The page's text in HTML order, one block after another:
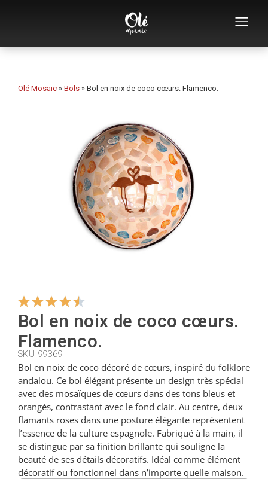
Qui sommes-nous
Ouvre-bouteilles
Tasses
Bols
Cintres
Coupeurs
Petites cuillères
Louches
Dés à coudre
Olé Mosaic » Bols » Bol en noix de coco cœurs. Flamenco.
Bol en noix de coco cœurs.
Flamenco.
SKU 99369
Bol en noix de coco décoré de cœurs, inspiré du folklore
andalou. Ce bol élégant présente un design très spécial
avec des mosaïques de cœurs dans des tons bleus et
orangés, contrastant avec le fond clair. Au centre, deux
flamants roses dans une posture élégante représentent
l’essence de la culture espagnole. Fabriqué à la main, il
se distingue par sa finition brillante qui souligne la
beauté de ses détails décoratifs. Idéal comme élément
décoratif ou fonctionnel dans n’importe quelle maison.